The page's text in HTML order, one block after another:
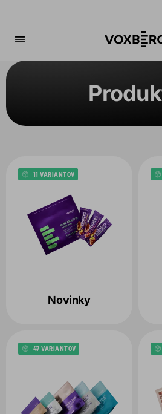
Novinky
11 VARIANTOV
47 VARIANTOV
Akcia
Dostupné
Variant